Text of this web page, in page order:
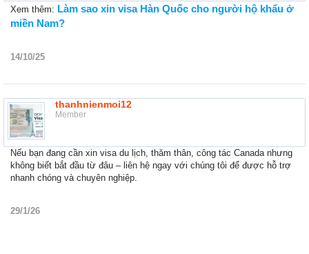
Xem thêm: Làm sao xin visa Hàn Quốc cho người hộ khẩu ở
miền Nam?
14/10/25
thanhnienmoi12
Member
Nếu bạn đang cần xin visa du lịch, thăm thân, công tác Canada nhưng
không biết bắt đầu từ đâu – liên hệ ngay với chúng tôi để được hỗ trợ
nhanh chóng và chuyên nghiệp.
29/1/26